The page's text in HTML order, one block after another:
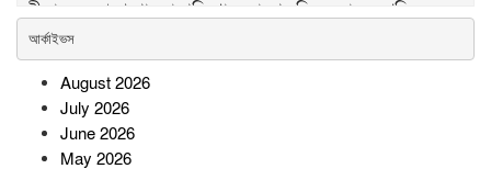
সীতাকুণ্ডে আগে পাওনা পরিশোধ, তারপর মিল হস্তান্তর: শ্রমিক
নেতারা
আর্কাইভস
August 2026
July 2026
June 2026
May 2026